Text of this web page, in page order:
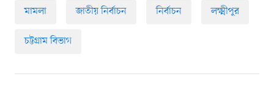
মামলা জাতীয় নির্বাচন নির্বাচন লক্ষ্মীপুর
চট্টগ্রাম বিভাগ